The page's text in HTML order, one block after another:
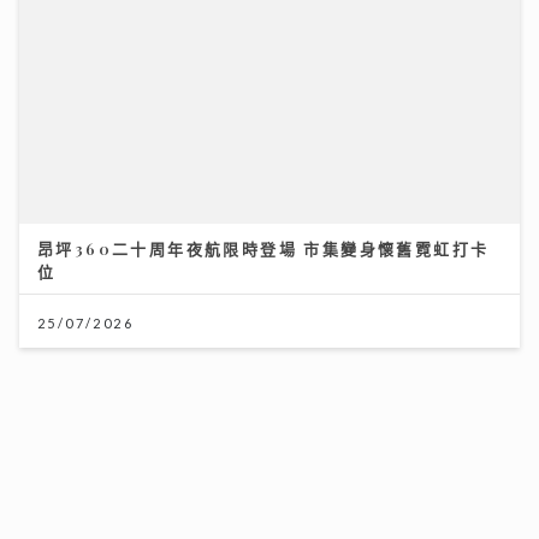
昂坪360二十周年夜航限時登場 市集變身懷舊霓虹打卡
位
25/07/2026
《Ben同Benson『Chur』到行》｜袁文傑憶亡母病榻
中最後一程 最想回到《家有囍事》與張國榮Selfie
17/07/2026